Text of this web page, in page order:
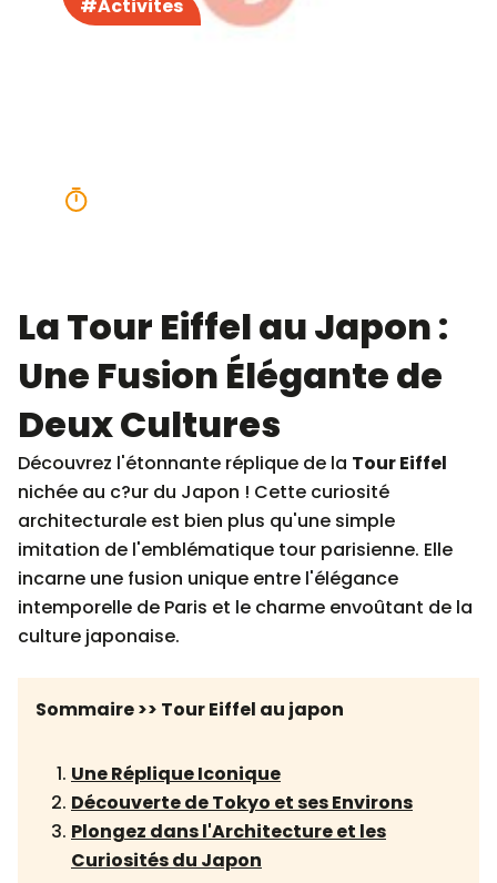
#Activites
La Tour Eiffel au Japon :
Une Fusion Élégante de
Deux Cultures
Découvrez l'étonnante réplique de la Tour Eiffel
nichée au c?ur du Japon ! Cette curiosité
architecturale est bien plus qu'une simple
imitation de l'emblématique tour parisienne. Elle
incarne une fusion unique entre l'élégance
intemporelle de Paris et le charme envoûtant de la
culture japonaise.
Sommaire >> Tour Eiffel au japon
Une Réplique Iconique
Découverte de Tokyo et ses Environs
Plongez dans l'Architecture et les
Curiosités du Japon